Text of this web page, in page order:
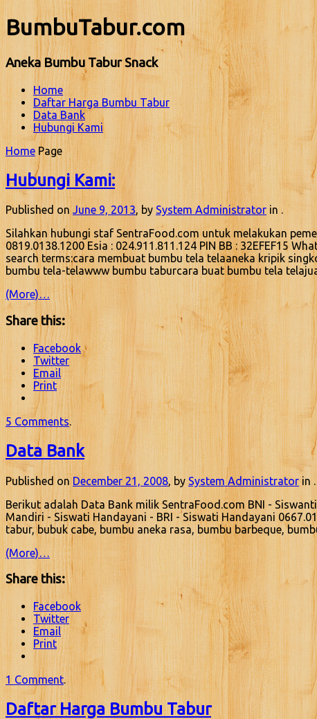
BumbuTabur.com
Aneka Bumbu Tabur Snack
Home
Daftar Harga Bumbu Tabur
Data Bank
Hubungi Kami
Home Page
Hubungi Kami:
Published on June 9, 2013, by System Administrator in .
Silahkan hubungi staf SentraFood.com untuk melakukan
0819.0138.1200 Esia : 024.911.811.124 PIN BB : 32EFEF15
search terms:cara membuat bumbu tela telaaneka kripik
bumbu tela-telawww bumbu taburcara buat bumbu tela
(More)…
Share this:
Facebook
Twitter
Email
Print
5 Comments.
Data Bank
Published onDecember 21, 2008, by System Administrator in .
Berikut adalah Data Bank milik SentraFood.com BNI -
Mandiri - Siswati Handayani - BRI - Siswati Handayani
tabur, bubuk cabe, bumbu aneka rasa, bumbu barbeque,
(More)…
Share this:
Facebook
Twitter
Email
Print
1 Comment.
Daftar Harga Bumbu Tabur